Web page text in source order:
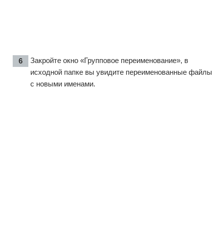
Закройте окно «Групповое переименование», в
исходной папке вы увидите переименованные файлы
с новыми именами.